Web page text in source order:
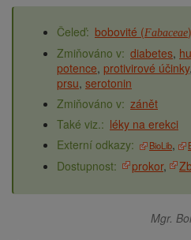
bobovité (Fabaceae)
diabetes
potence protivirové účinky
prsu serotonin
zánět
léky na erekci
BioLib
prokor
Mgr.